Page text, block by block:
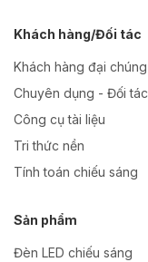
Khách hàng/Đối tác
Khách hàng đại chúng
Chuyên dụng - Đối tác
Công cụ tài liệu
Tri thức nền
Tính toán chiếu sáng
Sản phẩm
Đèn LED chiếu sáng